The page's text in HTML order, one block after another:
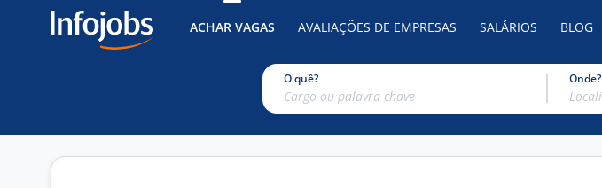
ACHAR VAGAS AVALIAÇÕES DE EMPRESAS SALÁRIOS BLOG
O quê? Onde?